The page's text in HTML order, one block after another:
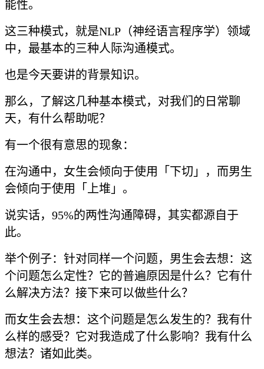
能性。
这三种模式，就是NLP（神经语言程序学）领域
中，最基本的三种人际沟通模式。
也是今天要讲的背景知识。
那么，了解这几种基本模式，对我们的日常聊
天，有什么帮助呢？
有一个很有意思的现象：
在沟通中，女生会倾向于使用「下切」，而男生
会倾向于使用「上堆」。
说实话，95%的两性沟通障碍，其实都源自于
此。
举个例子：针对同样一个问题，男生会去想：这
个问题怎么定性？它的普遍原因是什么？它有什
么解决方法？接下来可以做些什么？
而女生会去想：这个问题是怎么发生的？我有什
么样的感受？它对我造成了什么影响？我有什么
想法？诸如此类。